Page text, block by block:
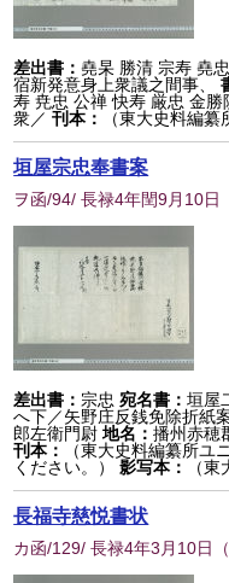
差出書：堯杲 勝清 宗寿 堯
宿新発意身上衆議之間事、
寿 尭忠 公禅 快寿 厳忠 金勝
衆／刊本： （東大史料編
垣屋宗忠奉書案
ヲ函/94/ 長禄4年閏9月10日
差出書： 宗忠 宛名書：垣屋
へ下／矢野庄反銭免除折紙
郎左衛門尉 地名：播州赤穂
刊本：
（東大史料編纂所ユ
ください。）
影写本： （
長福寺慈悦書状
カ函/129/ 長禄4年3月10日 （